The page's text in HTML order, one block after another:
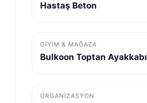
Hastaş Beton
GIYIM & MAĞAZA
Bulkoon Toptan Ayakkabı
ORGANIZASYON